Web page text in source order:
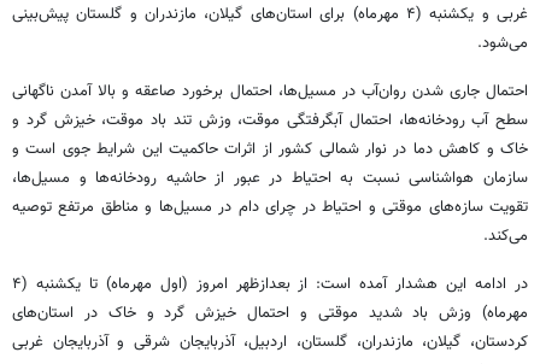
غربی و یکشنبه (۴ مهرماه) برای استان‌های گیلان، مازندران و گلستان پیش‌بینی
می‌شود.
احتمال جاری شدن روان‌آب در مسیل‌ها، احتمال برخورد صاعقه و بالا آمدن ناگهانی
سطح آب رودخانه‌ها، احتمال آبگرفتگی موقت، وزش تند باد موقت، خیزش گرد و
خاک و کاهش دما در نوار شمالی کشور از اثرات حاکمیت این شرایط جوی است و
سازمان هواشناسی نسبت به احتیاط در عبور از حاشیه رودخانه‌ها و مسیل‌ها،
تقویت سازه‌های موقتی و احتیاط در چرای دام در مسیل‌ها و مناطق مرتفع توصیه
می‌کند.
در ادامه این هشدار آمده است: از بعدازظهر امروز (اول مهرماه) تا یکشنبه (۴
مهرماه) وزش باد شدید موقتی و احتمال خیزش گرد و خاک در استان‌های
کردستان، گیلان، مازندران، گلستان، اردبیل، آذربایجان شرقی و آذربایجان غربی